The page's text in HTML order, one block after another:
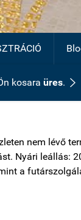
kosara üres. 
nem lévő
Nyári leállás:
a